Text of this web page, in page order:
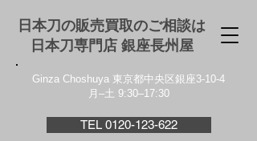
日本刀の販売買取のご相談は
日本刀専門店 銀座⻑州屋
Ginza Choshuya 東京都中央区銀座3-10-4
月–土 9:30–17:30
TEL 0120-123-622